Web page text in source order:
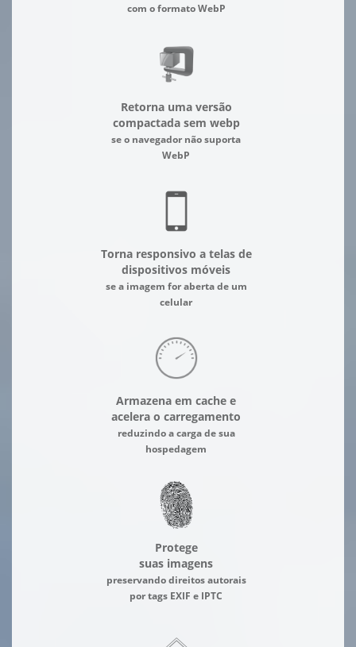
com o formato WebP
Retorna uma versão
compactada sem webp
se o navegador não suporta
WebP
Torna responsivo a telas de
dispositivos móveis
se a imagem for aberta de um
celular
Armazena em cache e
acelera o carregamento
reduzindo a carga de sua
hospedagem
Protege
suas imagens
preservando direitos autorais
por tags EXIF e IPTC